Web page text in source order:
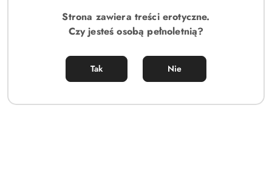
Strona zawiera treści erotyczne.
Czy jesteś osobą pełnoletnią?
Tak Nie